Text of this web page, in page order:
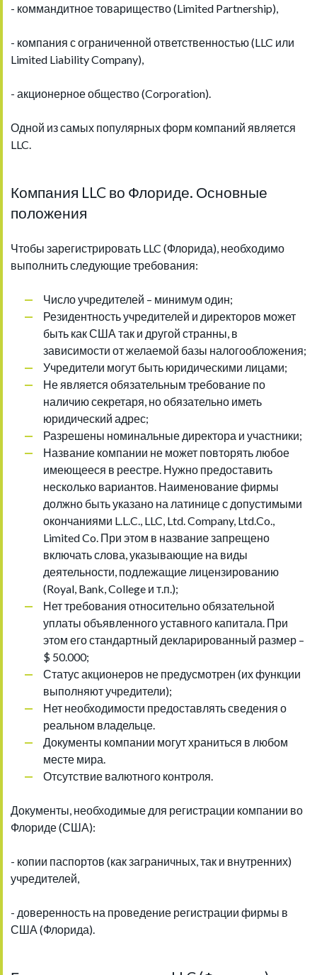
- коммандитное товарищество (Limited Partnership),
- компания с ограниченной ответственностью (LLC или
Limited Liability Company),
- акционерное общество (Corporation).
Одной из самых популярных форм компаний является
LLC.
Компания LLC во Флориде. Основные
положения
Чтобы зарегистрировать LLC (Флорида), необходимо
выполнить следующие требования:
Число учредителей – минимум один;
Резидентность учредителей и директоров может
быть как США так и другой странны, в
зависимости от желаемой базы налогообложения;
Учредители могут быть юридическими лицами;
Не является обязательным требование по
наличию секретаря, но обязательно иметь
юридический адрес;
Разрешены номинальные директора и участники;
Название компании не может повторять любое
имеющееся в реестре. Нужно предоставить
несколько вариантов. Наименование фирмы
должно быть указано на латинице с допустимыми
окончаниями L.L.C., LLC, Ltd. Company, Ltd.Co.,
Limited Co. При этом в название запрещено
включать слова, указывающие на виды
деятельности, подлежащие лицензированию
(Royal, Bank, College и т.п.);
Нет требования относительно обязательной
уплаты объявленного уставного капитала. При
этом его стандартный декларированный размер –
$ 50.000;
Статус акционеров не предусмотрен (их функции
выполняют учредители);
Нет необходимости предоставлять сведения о
реальном владельце.
Документы компании могут храниться в любом
месте мира.
Отсутствие валютного контроля.
Документы, необходимые для регистрации компании во
Флориде (США):
- копии паспортов (как заграничных, так и внутренних)
учредителей,
- доверенность на проведение регистрации фирмы в
США (Флорида).